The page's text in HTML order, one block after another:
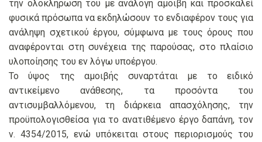
την ολοκλήρωσή του με ανάλογη αμοιβή και προσκαλεί
φυσικά πρόσωπα να εκδηλώσουν το ενδιαφέρον τους για
ανάληψη σχετικού έργου, σύμφωνα με τους όρους που
αναφέρονται στη συνέχεια της παρούσας, στο πλαίσιο
υλοποίησης του εν λόγω υποέργου.
Το ύψος της αμοιβής συναρτάται με το ειδικό
αντικείμενο ανάθεσης, τα προσόντα του
αντισυμβαλλόμενου, τη διάρκεια απασχόλησης, την
προϋπολογισθείσα για το ανατιθέμενο έργο δαπάνη, τον
ν. 4354/2015, ενώ υπόκειται στους περιορισμούς του